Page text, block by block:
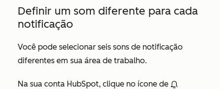
Definir um som diferente para cada
notificação
Você pode selecionar seis sons de notificação
diferentes em sua área de trabalho.
Na sua conta HubSpot, clique no ícone de